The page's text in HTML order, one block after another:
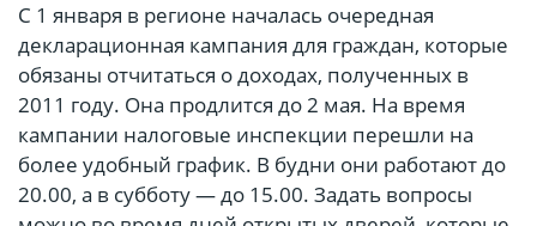
С 1 января в регионе началась очередная
декларационная кампания для граждан, которые
обязаны отчитаться о доходах, полученных в
2011 году. Она продлится до 2 мая. На время
кампании налоговые инспекции перешли на
более удобный график. В будни они работают до
20.00, а в субботу — до 15.00. Задать вопросы